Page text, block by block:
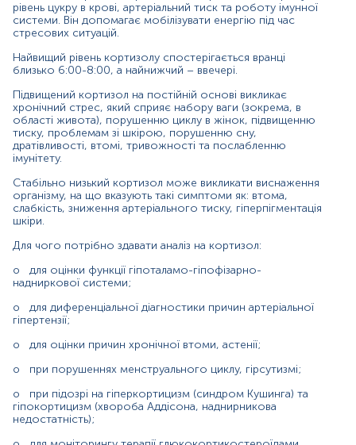
недостатність);
для моніторингу терапії глюкокортикостероїдами.
Матеріал
сироватка крові
Зміст:
Синоніми
Маркер
Показання до призначення
Загальна характеристика
Інтерферуючі чинники
Інтерпретація
Діапазон вимірювань
Перерахунок значень
Додаткова інформація
гідрокортизон (медикамент)
Маркер
рівень цукру в крові, артеріальний тиск та роботу імунної
системи. Він допомагає мобілізувати енергію під час
стресових ситуацій.
Найвищий рівень кортизолу спостерігається вранці
близько 6:00-8:00, а найнижчий – ввечері.
Підвищений кортизол на постійній основі викликає
хронічний стрес, який сприяє набору ваги (зокрема, в
області живота), порушенню циклу в жінок, підвищенню
тиску, проблемам зі шкірою, порушенню сну,
дратівливості, втомі, тривожності та послабленню
імунітету.
Стабільно низький кортизол може викликати виснаження
організму, на що вказують такі симптоми як: втома,
слабкість, зниження артеріального тиску, гіперпігментація
шкіри.
Для чого потрібно здавати аналіз на кортизол:
o
для оцінки функції гіпоталамо-гіпофізарно-
надниркової системи;
o
для диференціальної діагностики причин артеріальної
гіпертензії;
o
для оцінки причин хронічної втоми, астенії;
o
при порушеннях менструального циклу, гірсутизмі;
o
при підозрі на гіперкортицизм (синдром Кушинга) та
гіпокортицизм (хвороба Аддісона, наднирникова
недостатність);